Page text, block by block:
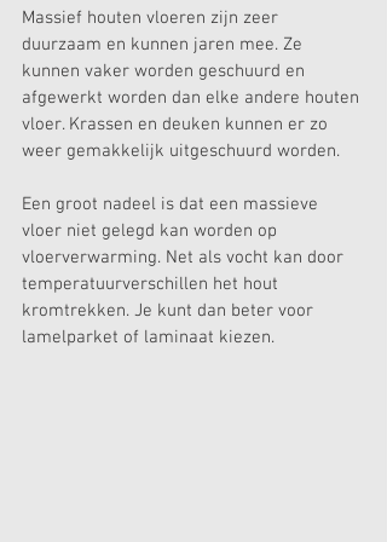
Massief houten vloeren zijn zeer
duurzaam en kunnen jaren mee. Ze
kunnen vaker worden geschuurd en
afgewerkt worden dan elke andere houten
vloer. Krassen en deuken kunnen er zo
weer gemakkelijk uitgeschuurd worden.
Een groot nadeel is dat een massieve
vloer niet gelegd kan worden op
vloerverwarming. Net als vocht kan door
temperatuurverschillen het hout
kromtrekken. Je kunt dan beter voor
lamelparket of laminaat kiezen.